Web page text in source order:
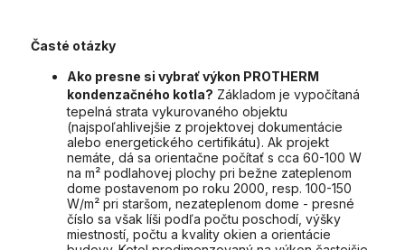
Časté otázky
Ako presne si vybrať výkon PROTHERM
kondenzačného kotla? Základom je vypočítaná
tepelná strata vykurovaného objektu
(najspoľahlivejšie z projektovej dokumentácie
alebo energetického certifikátu). Ak projekt
nemáte, dá sa orientačne počítať s cca 60-100 W
na m² podlahovej plochy pri bežne zateplenom
dome postavenom po roku 2000, resp. 100-150
W/m² pri staršom, nezateplenom dome - presné
číslo sa však líši podľa počtu poschodí, výšky
miestností, počtu a kvality okien a orientácie